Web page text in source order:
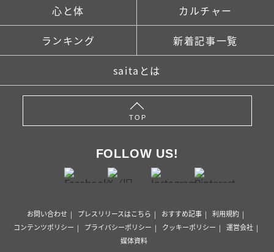
心と体 カルチャー
ランキング 新着記事一覧
saitaとは
TOP
FOLLOW US!
お問い合わせ プレスリリースはこちら おすすめ記事
利用規約
コンテンツポリシー
プライバシーポリシー クッキーポリシー
運営会社
媒体資料